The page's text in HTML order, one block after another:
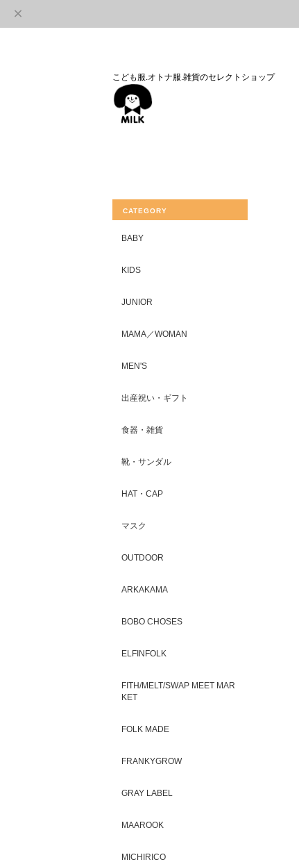
こども服.オトナ服.雑貨のセレクトショップ
CATEGORY
BABY
KIDS
JUNIOR
MAMA／WOMAN
MEN'S
出産祝い・ギフト
食器・雑貨
靴・サンダル
HAT・CAP
マスク
OUTDOOR
ARKAKAMA
BOBO CHOSES
ELFINFOLK
FITH/MELT/SWAP MEET MAR
KET
FOLK MADE
FRANKYGROW
GRAY LABEL
MAAROOK
MICHIRICO